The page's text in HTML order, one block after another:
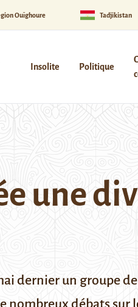
Ouïghoure Tadjikistan
Insolite Politique
une
dernier un groupe
débats sur